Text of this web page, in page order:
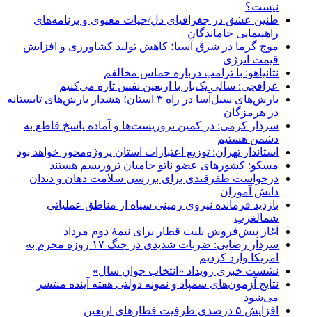
نیست؟
طنین عشق در جغرافیای دل/حیات معنوی و برنامه‌های
راهپیمایی جاماندگان
موج گرما در شرق آسیا؛ کاهش تولید کشاورزی و افزایش
قیمت انرژی
نتانیاهو: با ترامپ درباره حماس مخالفم
عراقچی: سالی یک‌بار با اربعین نفس تازه می‌کنیم
بارش‌های سیل‌آسا در راه ۳ استان؛ هشدار بارش‌های تابستانه
در هرمزگان
سردار کرمی: در کمین تروریست‌ها و آماده پاسخ قاطع به
دشمن هستیم
استاندار تهران: توزیع اعتبارات استان پروژه‌محور خواهد بود
مسکو: کشورهای عضو ناتو حامیان تروریسم هستند
درخواست ظفرقندی برای بررسی سلامت دهان و دندان
دانش آموزان
بازدید فرمانده نیروی زمینی سپاه از مناطق عملیاتی
شمالغرب
آغاز پیش‌فروش بلیت قطار برای نیمۀ دوم مرداد
سردار رضایی: ضربات شدیدی در جنگ ۱۷ روزه محرم به
امریکا وارد کردیم
نشست خبری رویداد «انتخاب جوان سال»
نتایج آزمون‌های سمپاد و نمونه دولتی هفته آینده منتشر
می‌شود
افزایش ۵ درصدی ظرفیت قطارهای اربعین